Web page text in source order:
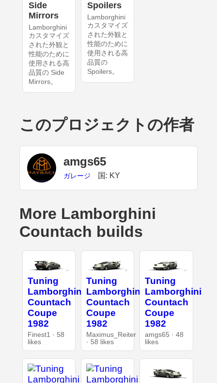
Side
Mirrors
Lamborghini
カスタマイズ
された外観と
性能のために
使用される高
品質の Side
Mirrors。
Spoilers
Lamborghini
カスタマイズ
された外観と
性能のために
使用される高
品質の
Spoilers。
このプロジェクトの作者
amgs65
ガレージ 国: KY
More Lamborghini
Countach builds
Tuning
Lamborghini
Countach
Coupe
1982
Finest1 · 58
likes
Tuning
Lamborghini
Countach
Coupe
1982
Maximus_Reiter
· 58 likes
Tuning
Lamborghini
Countach
Coupe
1982
amgs65 · 48
likes